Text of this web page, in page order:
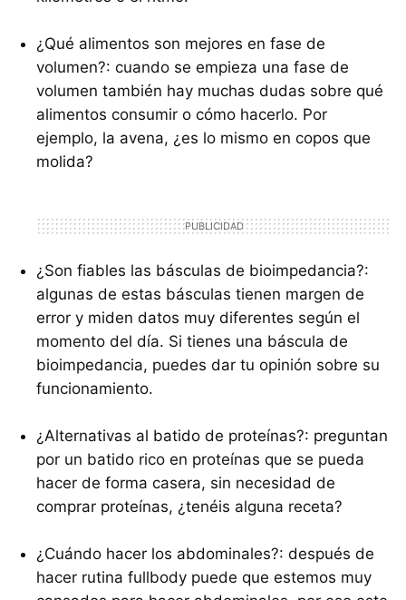
¿Qué alimentos son mejores en fase de
volumen?: cuando se empieza una fase de
volumen también hay muchas dudas sobre qué
alimentos consumir o cómo hacerlo. Por
ejemplo, la avena, ¿es lo mismo en copos que
molida?
¿Son fiables las básculas de bioimpedancia?:
algunas de estas básculas tienen margen de
error y miden datos muy diferentes según el
momento del día. Si tienes una báscula de
bioimpedancia, puedes dar tu opinión sobre su
funcionamiento.
¿Alternativas al batido de proteínas?: preguntan
por un batido rico en proteínas que se pueda
hacer de forma casera, sin necesidad de
comprar proteínas, ¿tenéis alguna receta?
¿Cuándo hacer los abdominales?: después de
hacer rutina fullbody puede que estemos muy